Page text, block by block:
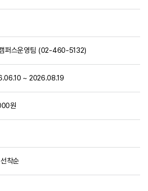
퍼스운영팀 (02-460-5132)
~ 2026.08.19
원
착순